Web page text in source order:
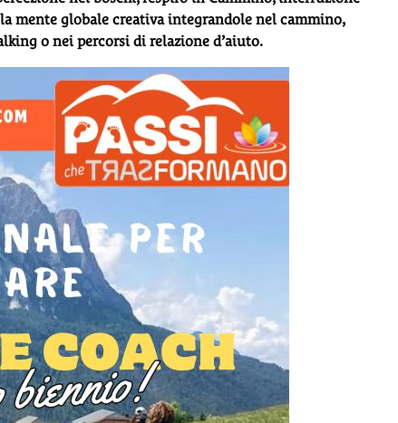
mente globale creativa integrandole nel cammino,
o nei percorsi di relazione d’aiuto.